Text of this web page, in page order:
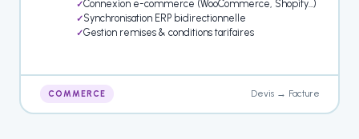
Connexion e-commerce (WooCommerce, Shopify…)
Synchronisation ERP bidirectionnelle
Gestion remises & conditions tarifaires
COMMERCE Devis → Facture